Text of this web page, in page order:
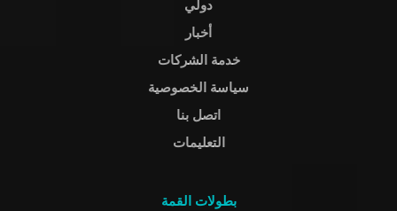
دولي
أخبار
خدمة الشركات
سياسة الخصوصية
اتصل بنا
التعليمات
بطولات القمة